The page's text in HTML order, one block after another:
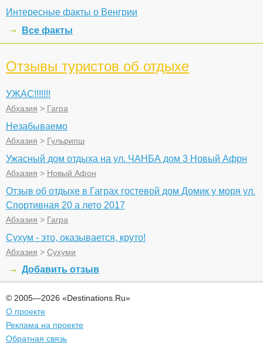
Интересные факты о Венгрии
Все факты
Отзывы туристов об отдыхе
УЖАС!!!!!!!
Абхазия > Гагра
Незабываемо
Абхазия > Гульрипш
Ужасный дом отдыха на ул. ЧАНБА дом 3 Новый Афрн
Абхазия > Новый Афон
Отзыв об отдыхе в Гаграх гостевой дом Домик у моря ул.
Спортивная 20 а лето 2017
Абхазия > Гагра
Сухум - это, оказывается, круто!
Абхазия > Сухуми
Добавить отзыв
© 2005—2026 «Destinations.Ru»
О проекте
Реклама на проекте
Обратная связь